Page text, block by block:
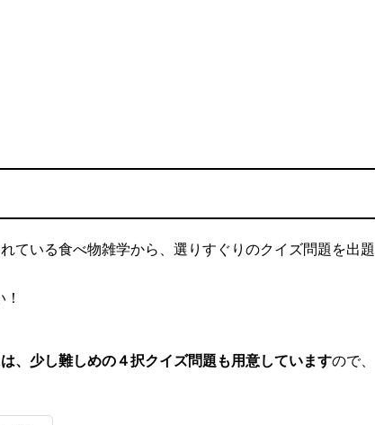
ている食べ物雑学から、選りすぐりのクイズ問題を出題
、少し難しめの４択クイズ問題も用意していますので、